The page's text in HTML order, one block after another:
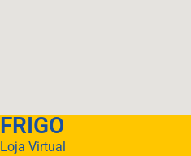
FRIGO
Loja Virtual